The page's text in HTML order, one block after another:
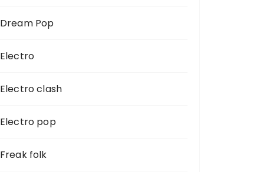
Dream Pop
Electro
Electro clash
Electro pop
Freak folk